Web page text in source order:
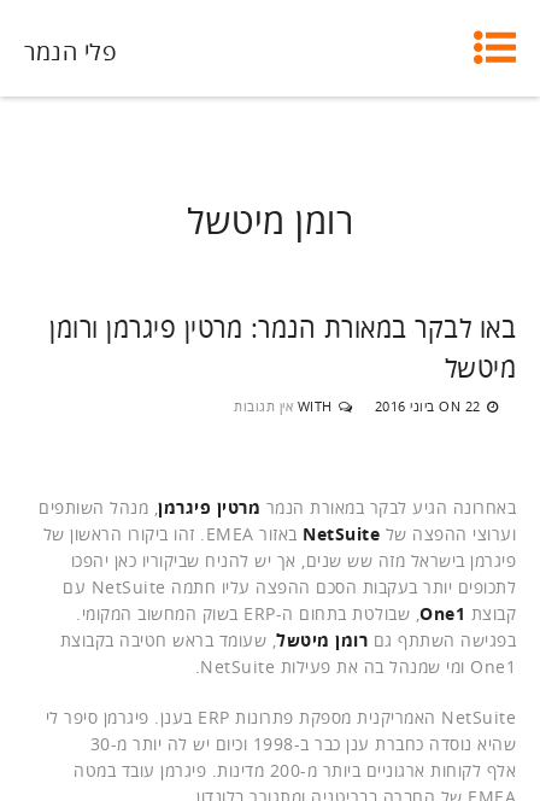
פלי הנמר
רומן מיטשל
באו לבקר במאורת הנמר: מרטין פיגרמן ורומן
מיטשל
ON 22 ביוני 2016 WITH אין תגובות
באחרונה הגיע לבקר במאורת הנמר מרטין פיגרמן, מנהל השותפים
וערוצי ההפצה של NetSuite
באזור EMEA. זהו ביקורו הראשון של
פיגרמן בישראל מזה שש שנים, אך יש להניח שביקוריו כאן יהפכו
לתכופים יותר בעקבות הסכם ההפצה עליו חתמה NetSuite עם
קבוצת One1
, שבולטת בתחום ה-ERP בשוק המחשוב המקומי.
בפגישה השתתף גם רומן מיטשל, שעומד בראש חטיבה בקבוצת
One1 ומי שמנהל בה את פעילות NetSuite.
NetSuite האמריקנית מספקת פתרונות ERP בענן. פיגרמן סיפר לי
שהיא נוסדה כחברת ענן כבר ב-1998 וכיום יש לה יותר מ-30
אלף לקוחות ארגוניים ביותר מ-200 מדינות. פיגרמן עובד במטה